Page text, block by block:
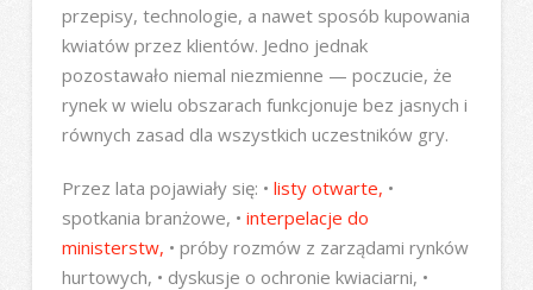
przepisy, technologie, a nawet sposób kupowania
kwiatów przez klientów. Jedno jednak
pozostawało niemal niezmienne — poczucie, że
rynek w wielu obszarach funkcjonuje bez jasnych i
równych zasad dla wszystkich uczestników gry.
Przez lata pojawiały się: • listy otwarte, •
spotkania branżowe, • interpelacje do
ministerstw, • próby rozmów z zarządami rynków
hurtowych, • dyskusje o ochronie kwiaciarni, •